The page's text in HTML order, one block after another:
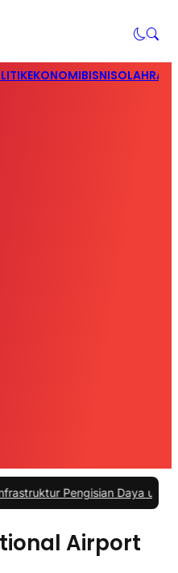
EKONOMIBISNIS
Pengisian Daya untuk Mobil
Airport